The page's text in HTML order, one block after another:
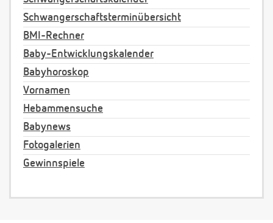
Schwangerschaftsterminübersicht
BMI-Rechner
Baby-Entwicklungskalender
Babyhoroskop
Vornamen
Hebammensuche
Babynews
Fotogalerien
Gewinnspiele